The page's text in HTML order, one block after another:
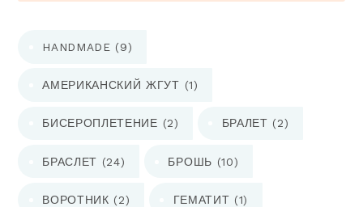
HANDMADE (9)
АМЕРИКАНСКИЙ ЖГУТ (1)
БИСЕРОПЛЕТЕНИЕ (2) БРАЛЕТ (2)
БРАСЛЕТ (24) БРОШЬ (10)
ВОРОТНИК (2) ГЕМАТИТ (1)